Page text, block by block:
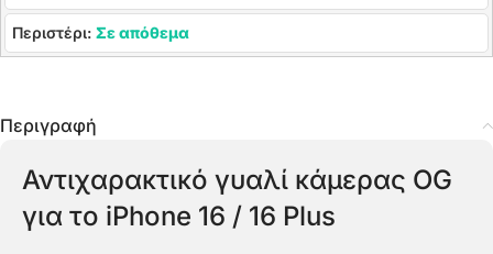
Περιστέρι: Σε απόθεμα
Περιγραφή
Αντιχαρακτικό γυαλί κάμερας OG
για το iPhone 16 / 16 Plus